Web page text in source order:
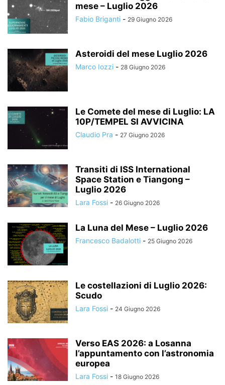
mese – Luglio 2026
Fabio Briganti - 29 Giugno 2026
Asteroidi del mese Luglio 2026
Marco Iozzi - 28 Giugno 2026
Le Comete del mese di Luglio: LA
10P/TEMPEL SI AVVICINA
Claudio Pra - 27 Giugno 2026
Transiti di ISS International
Space Station e Tiangong –
Luglio 2026
Lara Fossi - 26 Giugno 2026
La Luna del Mese – Luglio 2026
Francesco Badalotti - 25 Giugno 2026
Le costellazioni di Luglio 2026:
Scudo
Lara Fossi - 24 Giugno 2026
Verso EAS 2026: a Losanna
l’appuntamento con l’astronomia
europea
Lara Fossi - 18 Giugno 2026